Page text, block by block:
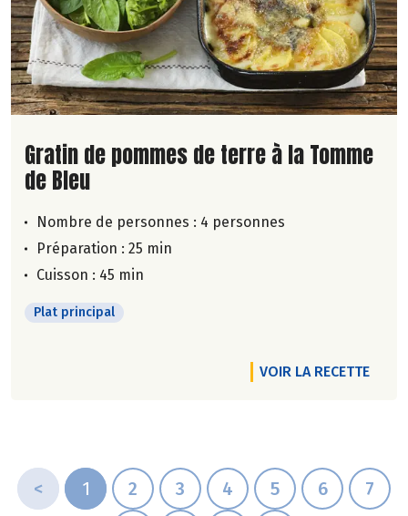
Lire la suite de la recette
Gratin de pommes de terre à la Tomme
de Bleu
Nombre de personnes : 4 personnes
Préparation : 25 min
Cuisson : 45 min
Plat principal
VOIR LA RECETTE
< 1 2 3 4 5 6
7